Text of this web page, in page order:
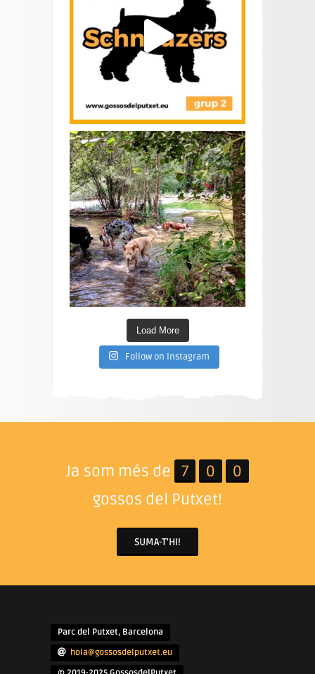
Load More
Follow on Instagram
Ja som més de 7 0
0
gossos del Putxet!
SUMA-T'HI!
Parc del Putxet, Barcelona
hola@gossosdelputxet.eu